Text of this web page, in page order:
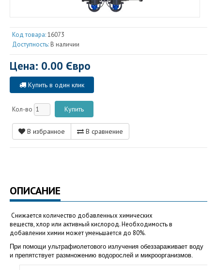
Код товара:16073
Доступность: В наличии
Цена: 0.00 Євро
Купить в один клик
Кол-во
В избранное В сравнение
ОПИСАНИЕ
Снижается количество добавленных химических
веществ,хлор или активный кислород. Необходимость в
добавлении химии может уменьшается до 80%.
При помощи ультрафиолетового излучения обеззараживает воду
и препятствует размножению водорослей и микроорганизмов.